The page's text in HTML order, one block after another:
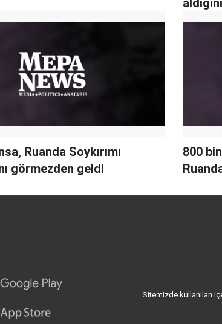
Ruanda Soykırımı
görmezden geldi
800
Sitemizde kullanılan